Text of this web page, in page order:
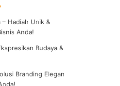
Hadiah Unik &
Anda!
Budaya &
Branding Elegan